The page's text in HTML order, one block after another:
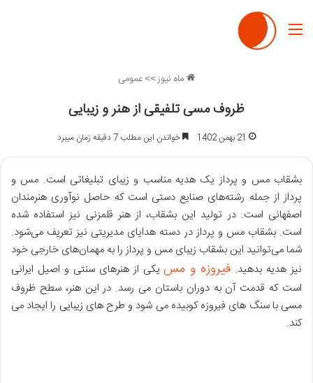
منو
ماه نیوز>>عمومی
ظروف مسی تلفیقی از هنر و زیبایی
21 بهمن 1402 خواندن این مطلب 7 دقیقه زمان میبرد
بشقاب مس و پرداز یک هدیه مناسب و زیبای تبلیغاتی است. مس و
پرداز از جمله رشته‌های صنایع دستی است که حاصل نوآوری هنرمندان
اصفهانی است. در تولید این بشقاب، از هنر قلمزنی نیز استفاده شده
است. بشقاب مس و پرداز در دسته هدایای مدیریتی نیز تعریف می‌شود.
شما می‌توانید این بشقاب زیبای مس و پرداز را به مهمان‌های خارجی خود
نیز هدیه بدهید. فیروزه و مسیکی از هنرهای سنتی و اصیل ایرانی
است که قدمت آن به دوران باستان می رسد. در این هنر، سطح ظروف
مسی با سنگ های فیروزه کوبیده می شود و طرح های زیبایی را ایجاد می
کند.